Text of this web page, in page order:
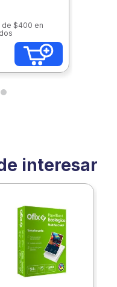
de $400 en
interesar